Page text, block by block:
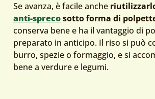
Se avanza, è facile anche
anti-sprecosotto forma di
conserva bene e ha il vantaggio di
preparato in anticipo. Il riso si può
burro, spezie o formaggio, e si
bene a verdure e legumi.